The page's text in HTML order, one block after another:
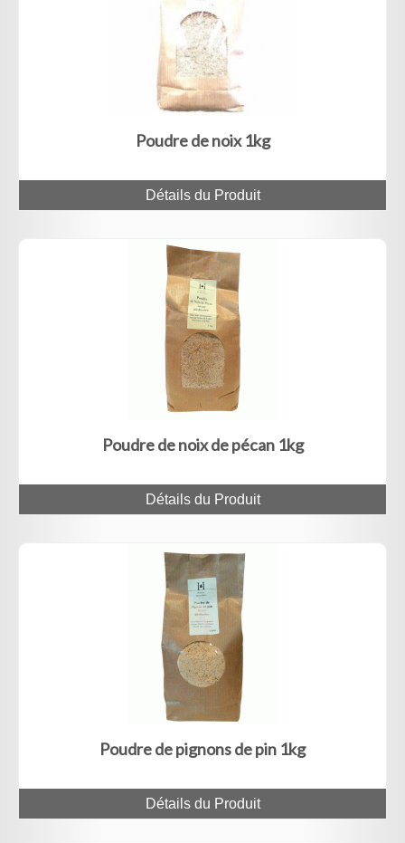
Poudre de noix 1kg
Détails du Produit
Poudre de noix de pécan 1kg
Détails du Produit
Poudre de pignons de pin 1kg
Détails du Produit